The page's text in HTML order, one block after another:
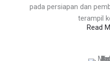
pada persiapan dan
terampil
Read